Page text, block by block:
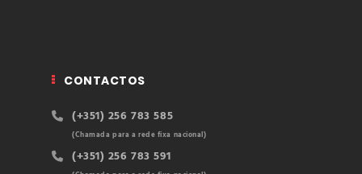
CONTACTOS
(+351) 256 783 585
(Chamada para a rede fixa nacional)
(+351) 256 783 591